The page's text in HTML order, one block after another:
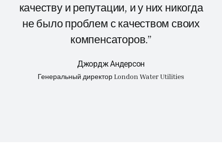
качеству и репутации, и у них никогда
не было проблем с качеством своих
компенсаторов.”
Джордж Андерсон
Генеральный директор London Water Utilities